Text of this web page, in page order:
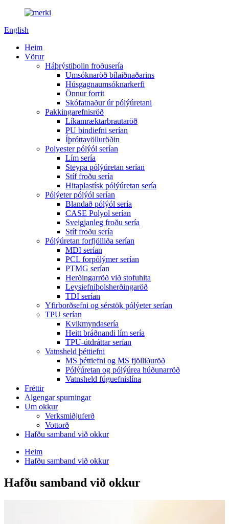
English
Heim
Vörur
Háþrýstiþolin froðusería
Umsóknaröð bílaiðnaðarins
Húsgagnaumsóknarkerfi
Önnur forrit
Skófatnaður úr pólýúretani
Pakkingarefnisröð
Líkamræktarbrautaröð
PU bindiefni serían
Íþróttavölluröðin
Polyester pólýól serían
Lím sería
Steypa pólýúretan serían
Stíf froðu sería
Hitaplastísk pólýúretan sería
Pólýeter pólýól serían
Blandað pólýól sería
CASE Polyol serían
Sveigjanleg froðu sería
Stíf froðu sería
Pólýúretan forfjölliða serían
MDI serían
PCL forpólýmer serían
PTMG serían
Herðingarröð við stofuhita
Leysiefniþolsherðingaröð
TDI serían
Yfirborðsefni og sérstök pólýeter serían
TPU serían
Kvikmyndasería
Heitt bráðnandi lím sería
TPU-útdráttar serían
Vatnsheld þéttiefni
MS þéttiefni og MS fjölliðuröð
Pólýúretan og pólýúrea húðunarröð
Vatnsheld fúguefnislína
Fréttir
Algengar spurningar
Um okkur
Verksmiðjuferð
Vottorð
Hafðu samband við okkur
Heim
Hafðu samband við okkur
Hafðu samband við okkur